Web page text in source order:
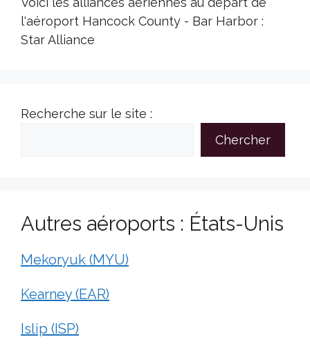
l'aéroport Hancock County - Bar Harbor :
Star Alliance
Recherche sur le site :
Chercher
Autres aéroports : États-Unis
Mekoryuk (MYU)
Kearney (EAR)
Islip (ISP)